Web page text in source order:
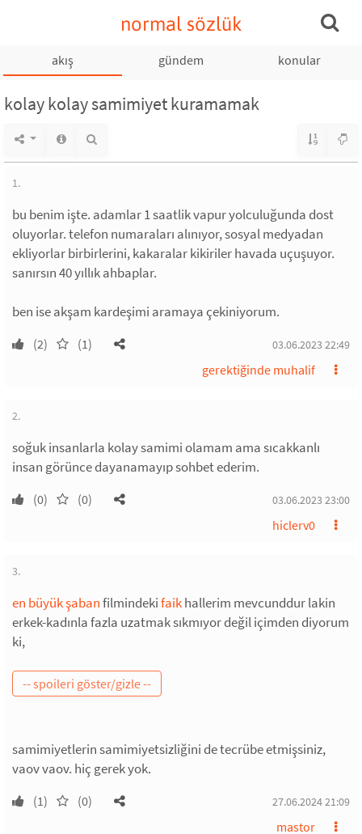
normal sözlük
akış gündem konular
kolay kolay samimiyet kuramamak
1.
bu benim işte. adamlar 1 saatlik vapur yolculuğunda dost
oluyorlar. telefon numaraları alınıyor, sosyal medyadan
ekliyorlar birbirlerini, kakaralar kikiriler havada uçuşuyor.
sanırsın 40 yıllık ahbaplar.
ben ise akşam kardeşimi aramaya çekiniyorum.
(2) (1) 03.06.2023 22:49
gerektiğinde muhalif
2.
soğuk insanlarla kolay samimi olamam ama sıcakkanlı
insan görünce dayanamayıp sohbet ederim.
(0) (0) 03.06.2023 23:00
hiclerv0
3.
en büyük şabanfilmindekifaikhallerim mevcunddur lakin
erkek-kadınla fazla uzatmak sıkmıyor değil içimden diyorum
ki,
samimiyetlerin samimiyetsizliğini de tecrübe etmişsiniz,
vaov vaov. hiç gerek yok.
(1) (0) 27.06.2024 21:09
mastor